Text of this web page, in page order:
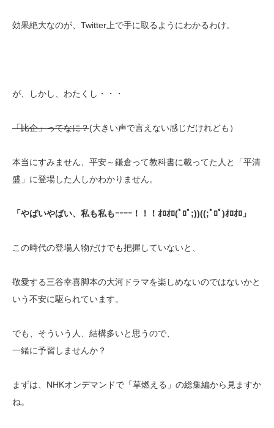
効果絶大なのが、Twitter上で手に取るようにわかるわけ。
が、しかし、わたくし・・・
「比企」ってなに？(大きい声で言えない感じだけれども）
本当にすみません、平安～鎌倉って教科書に載ってた人と「平清
盛」に登場した人しかわかりません。
「やばいやばい、私も私もｰｰｰｰ！！！ｵﾛｵﾛ(ﾟﾛﾟ;))((;ﾟﾛﾟ)ｵﾛｵﾛ」
この時代の登場人物だけでも把握していないと、
敬愛する三谷幸喜脚本の大河ドラマを楽しめないのではないかと
いう不安に駆られています。
でも、そういう人、結構多いと思うので、
一緒に予習しませんか？
まずは、NHKオンデマンドで「草燃える」の総集編から見ますか
ね。